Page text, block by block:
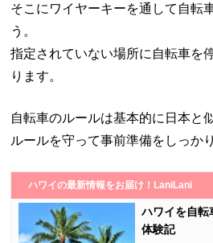
そこにワイヤーキーを通して自転
う。
指定されていない場所に自転車を
ります。
自転車のルールは基本的に日本と
ルールを守って事前準備をしっか
ハワイの最新情報をお届け！LaniLani
ハワイを自転
体験記